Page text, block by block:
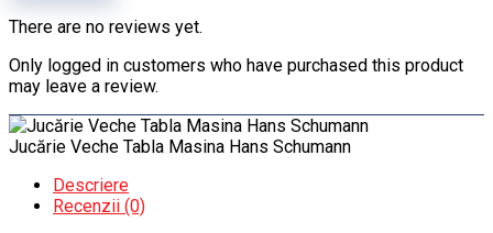
There are no reviews yet.
Only logged in customers who have purchased this product
may leave a review.
Jucărie Veche Tabla Masina Hans Schumann
Descriere
Recenzii (0)